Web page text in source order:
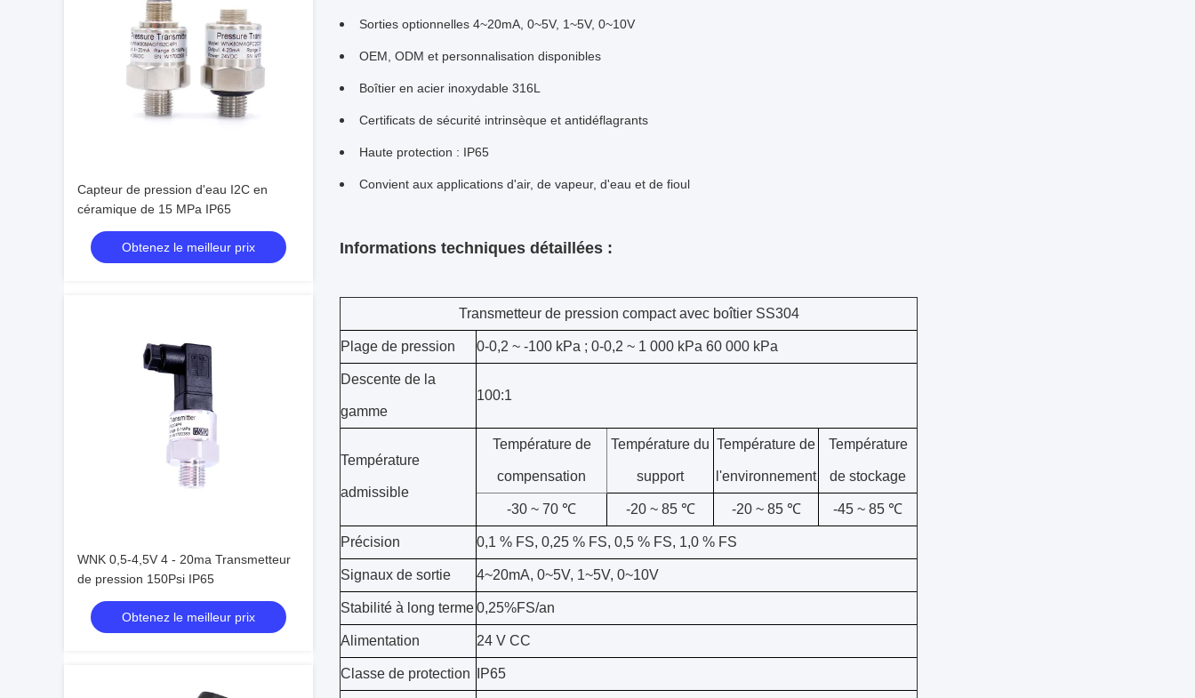
Capteur de pression d'eau I2C en
céramique de 15 MPa IP65
Obtenez le meilleur prix
WNK 0,5-4,5V 4 - 20ma Transmetteur
de pression 150Psi IP65
Obtenez le meilleur prix
Sorties optionnelles 4~20mA, 0~5V, 1~5V, 0~10V
OEM, ODM et personnalisation disponibles
Boîtier en acier inoxydable 316L
Certificats de sécurité intrinsèque et antidéflagrants
Haute protection : IP65
Convient aux applications d'air, de vapeur, d'eau et de fioul
Informations techniques détaillées :
Transmetteur de pression compact avec boîtier SS304
Plage de pression 0-0,2 ~ -100 kPa ; 0-0,2 ~ 1 000 kPa 60 000 kPa
Descente de la
gamme
100:1
Température
admissible
Température de
compensation
Température du
support
Température de
l'environnement
Température
de stockage
-30 ~ 70 ℃ -20 ~ 85 ℃ -20 ~ 85 ℃ -45 ~ 85 ℃
Précision 0,1 % FS, 0,25 % FS, 0,5 % FS, 1,0 % FS
Signaux de sortie 4~20mA, 0~5V, 1~5V, 0~10V
Stabilité à long terme0,25%FS/an
Alimentation 24 V CC
Classe de protection IP65